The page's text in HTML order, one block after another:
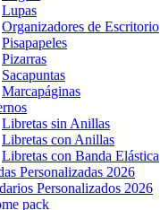
Lupas
Organizadores de Escritorio
Pisapapeles
Pizarras
Sacapuntas
Marcapáginas
Libretas sin Anillas
Libretas con Anillas
Libretas con Banda Elástica
Personalizadas 2026
Personalizados 2026
pack